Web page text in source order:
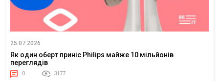
25.07.2026
Як один оберт приніс Philips майже 10 мільйонів
переглядів
0 3177